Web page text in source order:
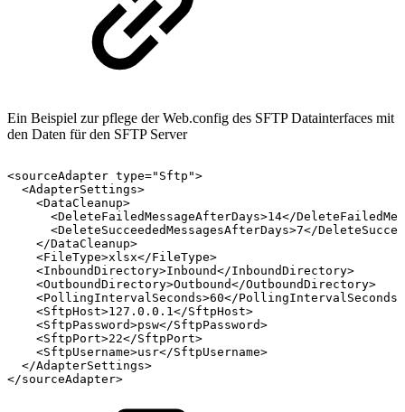
Ein Beispiel zur pflege der Web.config des SFTP Datainterfaces mit
den Daten für den SFTP Server
<sourceAdapter type="Sftp">
<AdapterSettings>
<DataCleanup>
<DeleteFailedMessageAfterDays>14</
<DeleteSucceededMessagesAfterDays>7</
</DataCleanup>
<FileType>xlsx</FileType>
<InboundDirectory>Inbound</InboundDirectory>
<OutboundDirectory>Outbound</OutboundDirectory>
<PollingIntervalSeconds>60</PollingIntervalSeconds>
<SftpHost>127.0.0.1</SftpHost>
<SftpPassword>psw</SftpPassword>
<SftpPort>22</SftpPort>
<SftpUsername>usr</SftpUsername>
</AdapterSettings>
</sourceAdapter>